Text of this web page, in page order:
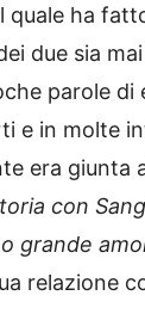
quale ha
due sia
parole di
e in molte
era giunta
con
grande
relazione